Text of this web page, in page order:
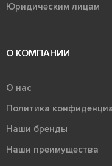
Юридическим лицам
О КОМПАНИИ
О нас
Политика
Наши бренды
Наши преимущества